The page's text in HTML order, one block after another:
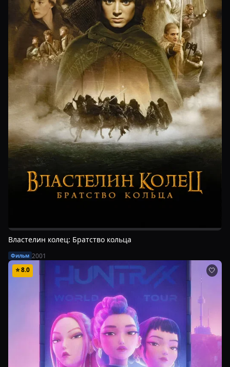
Властелин колец: Братство кольца
Фильм 2001
⭐8.0 🤍